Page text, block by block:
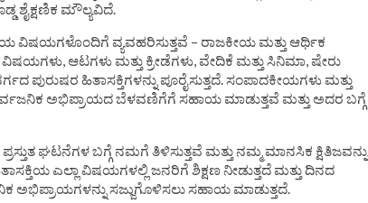
ಶೈಕ್ಷಣಿಕ ಮೌಲ್ಯವಿದೆ.
ವಿಷಯಗಳೊಂದಿಗೆ ವ್ಯವಹರಿಸುತ್ತವೆ – ರಾಜಕೀಯ ಮತ್ತು ಆರ್ಥಿಕ
ವಿಷಯಗಳು, ಆಟಗಳು ಮತ್ತು ಕ್ರೀಡೆಗಳು, ವೇದಿಕೆ ಮತ್ತು ಸಿನಿಮಾ, ಷೇರು
ಪುರುಷರ ಹಿತಾಸಕ್ತಿಗಳನ್ನು ಪೂರೈಸುತ್ತದೆ. ಸಂಪಾದಕೀಯಗಳು ಮತ್ತು
ಅಭಿಪ್ರಾಯದ ಬೆಳವಣಿಗೆಗೆ ಸಹಾಯ ಮಾಡುತ್ತವೆ ಮತ್ತು ಅದರ ಬಗ್ಗೆ
ಪ್ರಸ್ತುತ ಘಟನೆಗಳ ಬಗ್ಗೆ ನಮಗೆ ತಿಳಿಸುತ್ತವೆ ಮತ್ತು ನಮ್ಮ ಮಾನಸಿಕ ಕ್ಷಿತಿಜವನ್ನು
ಎಲ್ಲಾ ವಿಷಯಗಳಲ್ಲಿ ಜನರಿಗೆ ಶಿಕ್ಷಣ ನೀಡುತ್ತದೆ ಮತ್ತು ದಿನದ
ಅಭಿಪ್ರಾಯಗಳನ್ನು ಸಜ್ಜುಗೊಳಿಸಲು ಸಹಾಯ ಮಾಡುತ್ತದೆ.